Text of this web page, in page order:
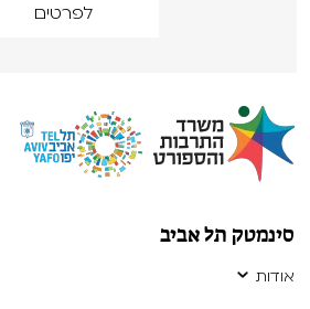
לפרטים
סינמטק תל אביב
אודות